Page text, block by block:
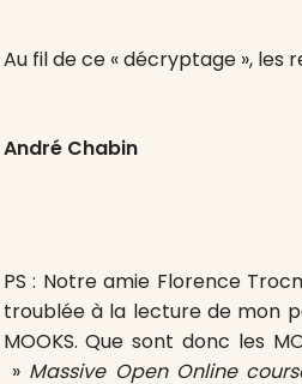
Au fil de ce « décryptage », les
André Chabin
PS : Notre amie Florence
troublée à la lecture de mon
MOOKS. Que sont donc les
» Massive Open Online